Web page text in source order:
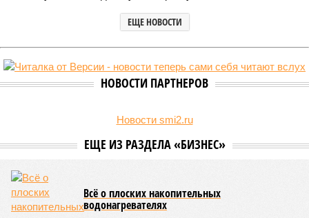
ЕЩЕ НОВОСТИ
НОВОСТИ ПАРТНЕРОВ
Новости smi2.ru
ЕЩЕ ИЗ РАЗДЕЛА «БИЗНЕС»
Всё о плоских накопительных
водонагревателях